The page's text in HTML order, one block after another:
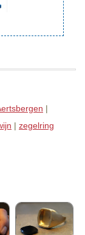
|
| zegelring